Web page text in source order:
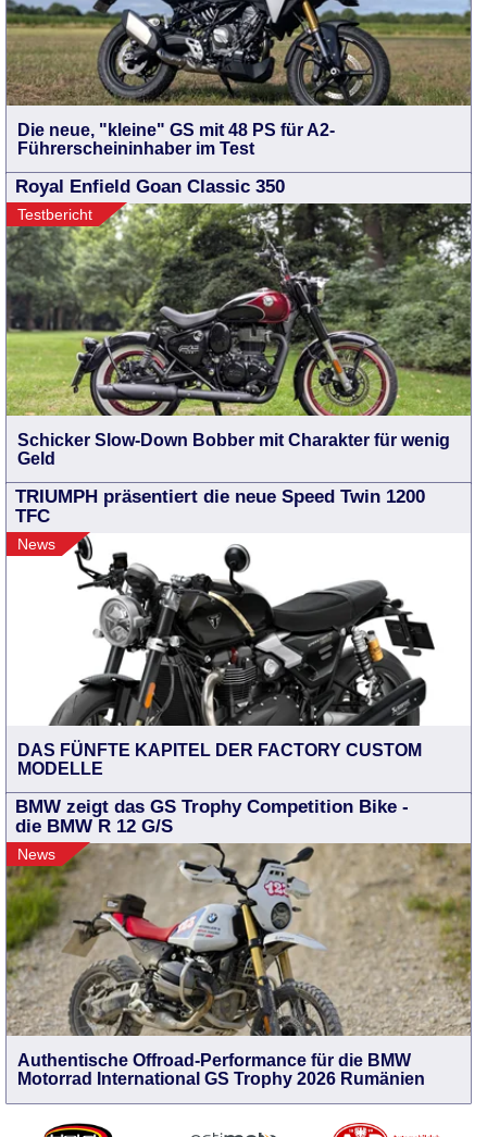
Die neue, "kleine" GS mit 48 PS für A2-
Führerscheininhaber im Test
Royal Enfield Goan Classic 350
Testbericht
Schicker Slow-Down Bobber mit Charakter für wenig
Geld
TRIUMPH präsentiert die neue Speed Twin 1200
TFC
News
DAS FÜNFTE KAPITEL DER FACTORY CUSTOM
MODELLE
BMW zeigt das GS Trophy Competition Bike -
die BMW R 12 G/S
News
Authentische Offroad-Performance für die BMW
Motorrad International GS Trophy 2026 Rumänien